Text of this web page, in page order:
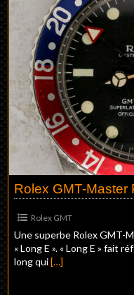
Rolex GMT
Une superbe Rolex GMT-
« Long E ». « Long E » fait
long qui […]